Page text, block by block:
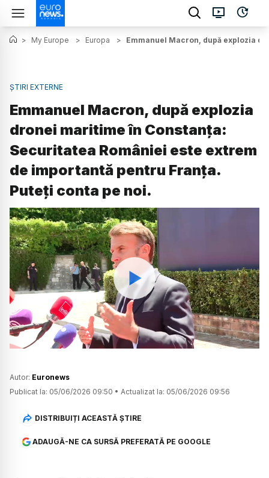
> My Europe > Europa > Emmanuel Macron, după explozia
ȘTIRI EXTERNE
Emmanuel Macron, după explozia
dronei maritime în Constanța:
Securitatea României este extrem
de importantă pentru Franța.
Puteți conta pe noi.
Watch
Autor: Euronews
Publicat la: 05/06/2026 09:50 • Actualizat la: 05/06/2026 09:56
DISTRIBUIȚI ACEASTĂ ȘTIRE
ADAUGĂ-NE CA SURSĂ PREFERATĂ PE GOOGLE